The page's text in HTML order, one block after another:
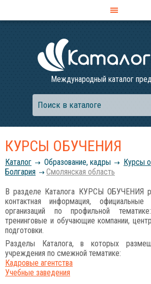
Международный каталог
КУРСЫ ОБУЧЕНИЯ
Каталог Образование, кадры
Курсы
Болгария
Смолянская область
В разделе Каталога КУРСЫ ОБУЧЕНИЯ
контактная информация,
организаций по профильной
тренинговые и обучающие компании,
подготовки.
Разделы Каталога, в которых
учреждения по смежной тематике:
Кадровые агентства
Учебные заведения